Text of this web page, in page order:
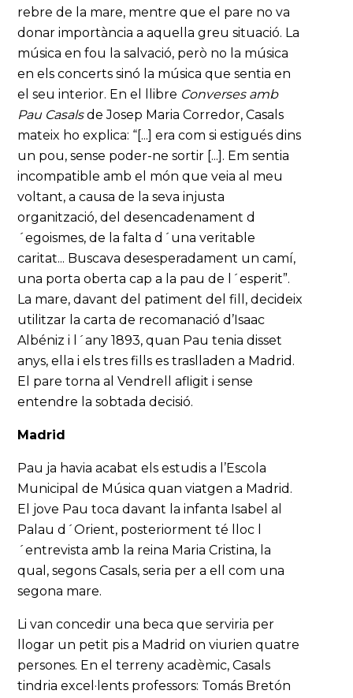
rebre de la mare, mentre que el pare no va
donar importància a aquella greu situació. La
música en fou la salvació, però no la música
en els concerts sinó la música que sentia en
el seu interior. En el llibre Converses amb
Pau Casalsde Josep Maria Corredor, Casals
mateix ho explica: “[...] era com si estigués dins
un pou, sense poder-ne sortir [...]. Em sentia
incompatible amb el món que veia al meu
voltant, a causa de la seva injusta
organització, del desencadenament d
´egoismes, de la falta d´una veritable
caritat... Buscava desesperadament un camí,
una porta oberta cap a la pau de l´esperit”.
La mare, davant del patiment del fill, decideix
utilitzar la carta de recomanació d’Isaac
Albéniz i l´any 1893, quan Pau tenia disset
anys, ella i els tres fills es traslladen a Madrid.
El pare torna al Vendrell afligit i sense
entendre la sobtada decisió.
Madrid
Pau ja havia acabat els estudis a l’Escola
Municipal de Música quan viatgen a Madrid.
El jove Pau toca davant la infanta Isabel al
Palau d´Orient, posteriorment té lloc l
´entrevista amb la reina Maria Cristina, la
qual, segons Casals, seria per a ell com una
segona mare.
Li van concedir una beca que serviria per
llogar un petit pis a Madrid on viurien quatre
persones. En el terreny acadèmic, Casals
tindria excel·lents professors: Tomás Bretón